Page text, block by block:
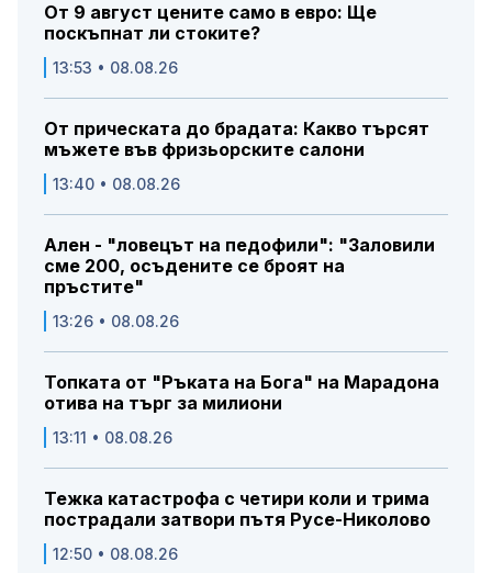
От 9 август цените само в евро: Ще
поскъпнат ли стоките?
13:53 • 08.08.26
От прическата до брадата: Какво търсят
мъжете във фризьорските салони
13:40 • 08.08.26
Ален - "ловецът на педофили": "Заловили
сме 200, осъдените се броят на
пръстите"
13:26 • 08.08.26
Топката от "Ръката на Бога" на Марадона
отива на търг за милиони
13:11 • 08.08.26
Тежка катастрофа с четири коли и трима
пострадали затвори пътя Русе-Николово
12:50 • 08.08.26